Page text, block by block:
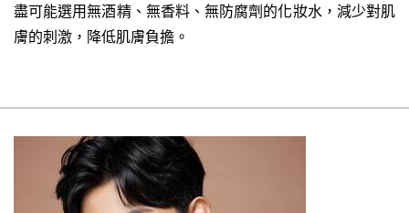
盡可能選用無酒精、無香料、無防腐劑的化妝水，減少對肌
膚的刺激，降低肌膚負擔。